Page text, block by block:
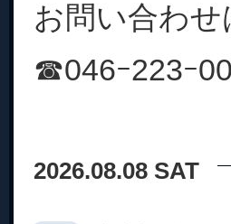
お問い合わ
☎046ｰ223ｰ
2026.08.08 SAT